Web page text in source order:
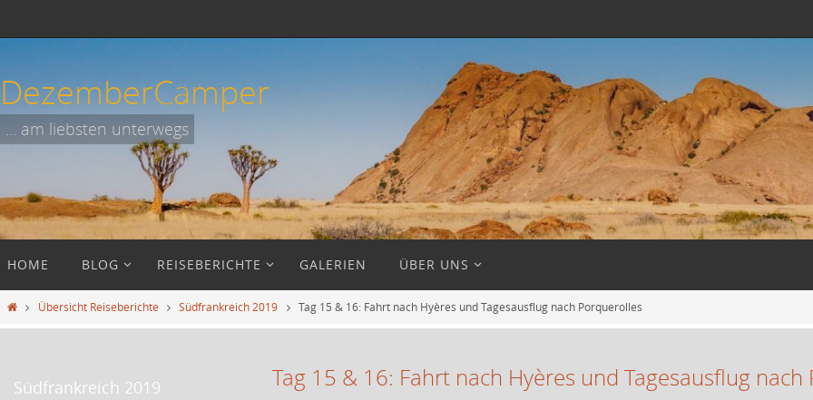
DezemberCamper
... am liebsten unterwegs
Inhalt
springen
HOME BLOG REISEBERICHTE GALERIEN ÜBER UNS
StartÜbersicht Reiseberichte Südfrankreich 2019 Tag 15 & 16: Fahrt nach Hyères und Tagesausflug nach Porquerolles
Tag 15 & 16: Fahrt nach Hyères und Tagesausflug nach
Südfrankreich 2019